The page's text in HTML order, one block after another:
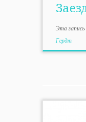
Эта запись
Гердт